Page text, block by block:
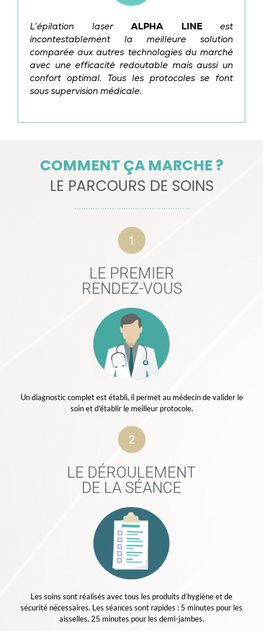
L’épilation laser ALPHA LINEest
incontestablement la meilleure solution
comparée aux autres technologies du marché
avec une efficacité redoutable mais aussi un
confort optimal. Tous les protocoles se font
sous supervision médicale.
COMMENT ÇA MARCHE ?
LE PARCOURS DE SOINS
1
LE PREMIER
RENDEZ-VOUS
Un diagnostic complet est établi, il permet au médecin de valider le
soin et d’établir le meilleur protocole.
2
LE DÉROULEMENT
DE LA SÉANCE
Les soins sont réalisés avec tous les produits d’hygiène et de
sécurité nécessaires. Les séances sont rapides : 5 minutes pour les
aisselles, 25 minutes pour les demi-jambes.